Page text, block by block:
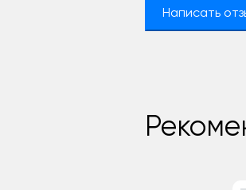
Написать